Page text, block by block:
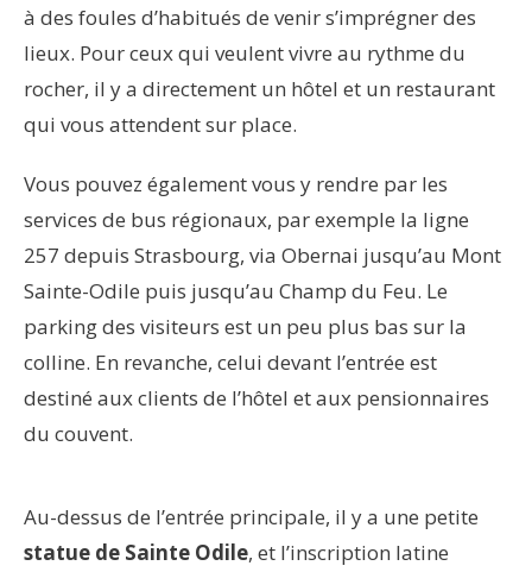
à des foules d’habitués de venir s’imprégner des
lieux. Pour ceux qui veulent vivre au rythme du
rocher, il y a directement un hôtel et un restaurant
qui vous attendent sur place.
Vous pouvez également vous y rendre par les
services de bus régionaux, par exemple la ligne
257 depuis Strasbourg, via Obernai jusqu’au Mont
Sainte-Odile puis jusqu’au Champ du Feu. Le
parking des visiteurs est un peu plus bas sur la
colline. En revanche, celui devant l’entrée est
destiné aux clients de l’hôtel et aux pensionnaires
du couvent.
Au-dessus de l’entrée principale, il y a une petite
statue de Sainte Odile, et l’inscription latine